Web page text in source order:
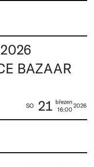
BAZAAR
SO 21 březen
16:00
2026